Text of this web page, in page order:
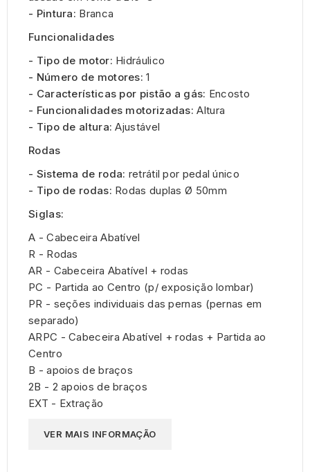
- Pintura: Branca
Funcionalidades
- Tipo de motor: Hidráulico
- Número de motores: 1
- Características por pistão a gás: Encosto
- Funcionalidades motorizadas: Altura
- Tipo de altura: Ajustável
Rodas
- Sistema de roda: retrátil por pedal único
- Tipo de rodas: Rodas duplas Ø 50mm
Siglas:
A - Cabeceira Abatível
R - Rodas
AR - Cabeceira Abatível + rodas
PC - Partida ao Centro (p/ exposição lombar)
PR - seções individuais das pernas (pernas em
separado)
ARPC - Cabeceira Abatível + rodas + Partida ao
Centro
B - apoios de braços
2B - 2 apoios de braços
EXT - Extração
VER MAIS INFORMAÇÃO